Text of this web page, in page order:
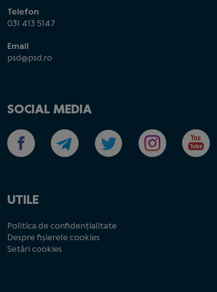
Telefon
031 413 5147
Email
psd@psd.ro
SOCIAL MEDIA
UTILE
Politica de confidențialitate
Despre fișierele cookies
Setări cookies